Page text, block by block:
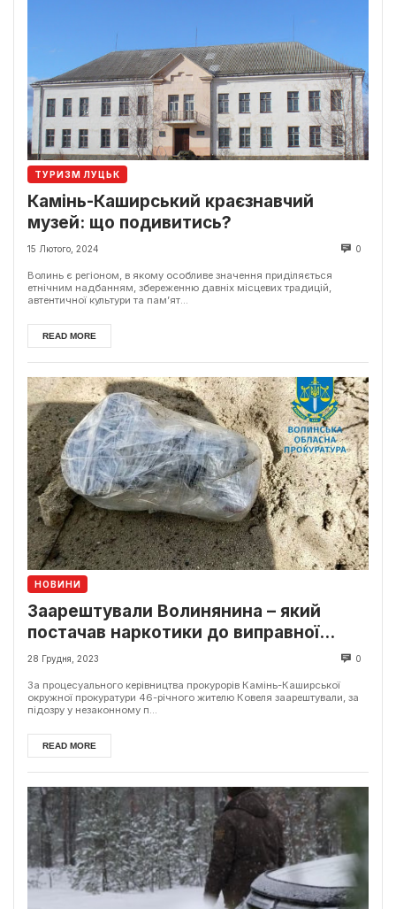
ТУРИЗМ ЛУЦЬК
Камінь-Каширський краєзнавчий
музей: що подивитись?
15 Лютого, 2024 0
Волинь є регіоном, в якому особливе значення приділяється
етнічним надбанням, збереженню давніх місцевих традицій,
автентичної культури та пам’ят...
READ MORE
НОВИНИ
Заарештували Волинянина – який
постачав наркотики до виправної
колонії
28 Грудня, 2023 0
За процесуального керівництва прокурорів Камінь-Каширської
окружної прокуратури 46-річного жителю Ковеля заарештували, за
підозру у незаконному п...
READ MORE